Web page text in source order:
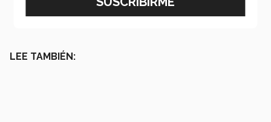
LEE TAMBIÉN: